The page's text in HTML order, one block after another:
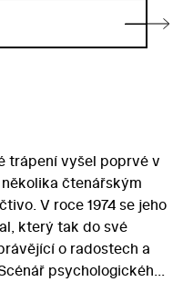
trápení vyšel poprvé v
čtenářským
V roce 1974 se jeho
který tak do své
o radostech a
psychologického